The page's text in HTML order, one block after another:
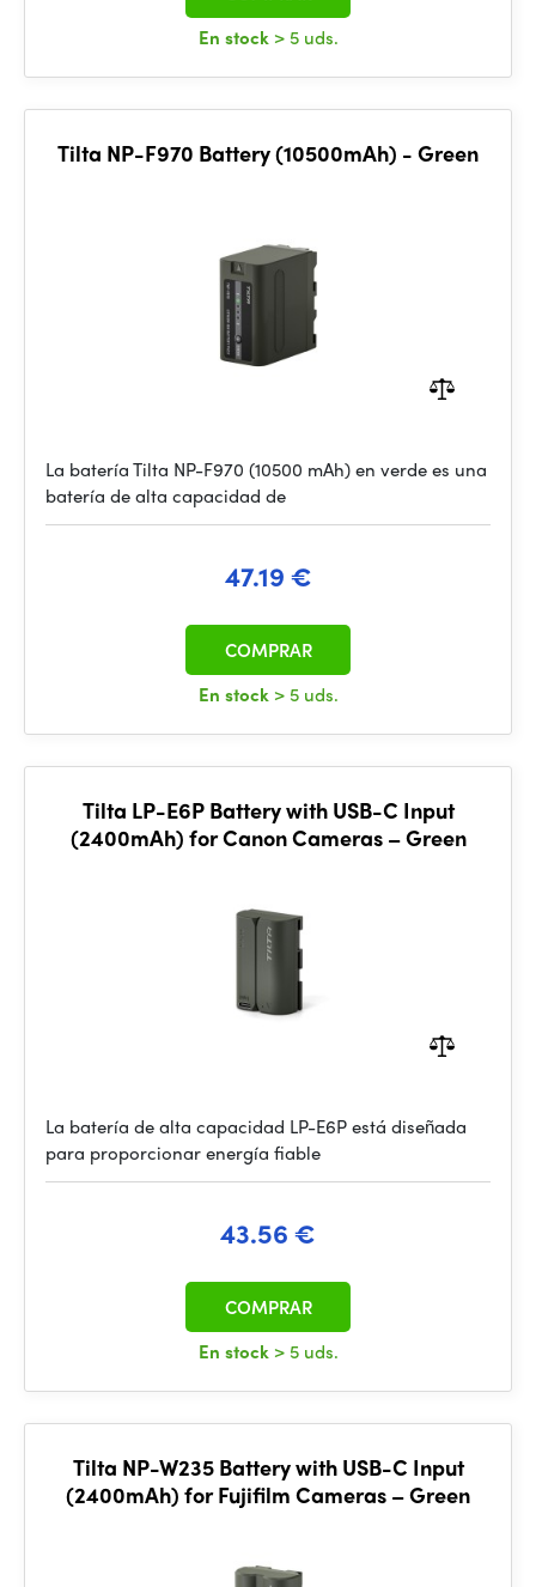
En stock > 5 uds.
Tilta NP-F970 Battery (10500mAh) - Green
La batería Tilta NP-F970 (10500 mAh) en verde es una
batería de alta capacidad de
47.19 €
En stock > 5 uds.
COMPRAR
Tilta LP-E6P Battery with USB-C Input
(2400mAh) for Canon Cameras – Green
La batería de alta capacidad LP-E6P está diseñada
para proporcionar energía fiable
43.56 €
En stock > 5 uds.
COMPRAR
Tilta NP-W235 Battery with USB-C Input
(2400mAh) for Fujifilm Cameras – Green